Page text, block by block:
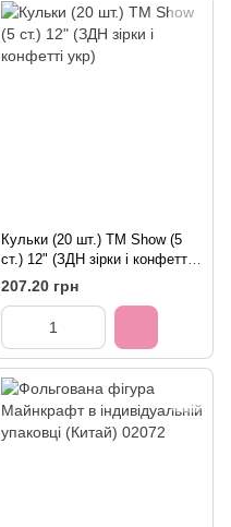
Кульки (20 шт.) ТМ Show (5
ст.) 12" (ЗДН зірки і конфетті
укр)
207.20 грн